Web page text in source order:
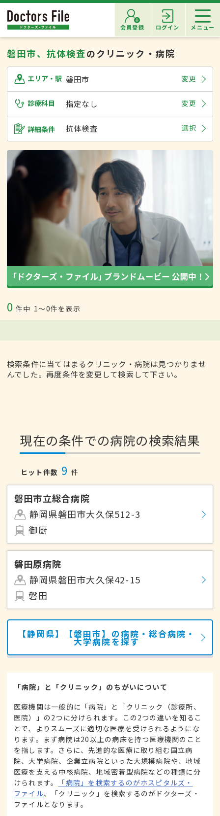
会員登録 ログイン メニュー
磐田市、抗体検査のクリニック・病院
エリア・駅 磐田市 変更
診療科目 指定なし 変更
詳細条件 抗体検査 選択
0 件中 1〜0件を表示
検索条件に当てはまるクリニック・病院は見つかりませ
んでした。再度条件を変更して検索して下さい。
現在の条件での病院の検索結果
ヒット件数 9 件
磐田市立総合病院
静岡県磐田市大久保512-3
御厨
磐田原病院
静岡県磐田市大久保42-15
磐田
【静岡県】【磐田市】の病院・総合病院・
大学病院を探す
「病院」と「クリニック」のちがいについて
医療機関は一般的に「病院」と「クリニック（診療所、
医院）」の2つに分けられます。この2つの違いを知るこ
とで、よりスムーズに適切な医療を受けられるようにな
ります。まず病院は20以上の病床を持つ医療機関のこと
を指します。さらに、先進的な医療に取り組む国立病
院、大学病院、企業立病院といった大規模病院や、地域
医療を支える中核病院、地域密着型病院などの種類に分
けられます。
「病院」を検索するのがホスピタルズ・
ファイル、「クリニック」を検索するのがドクターズ・
ファイルとなります。